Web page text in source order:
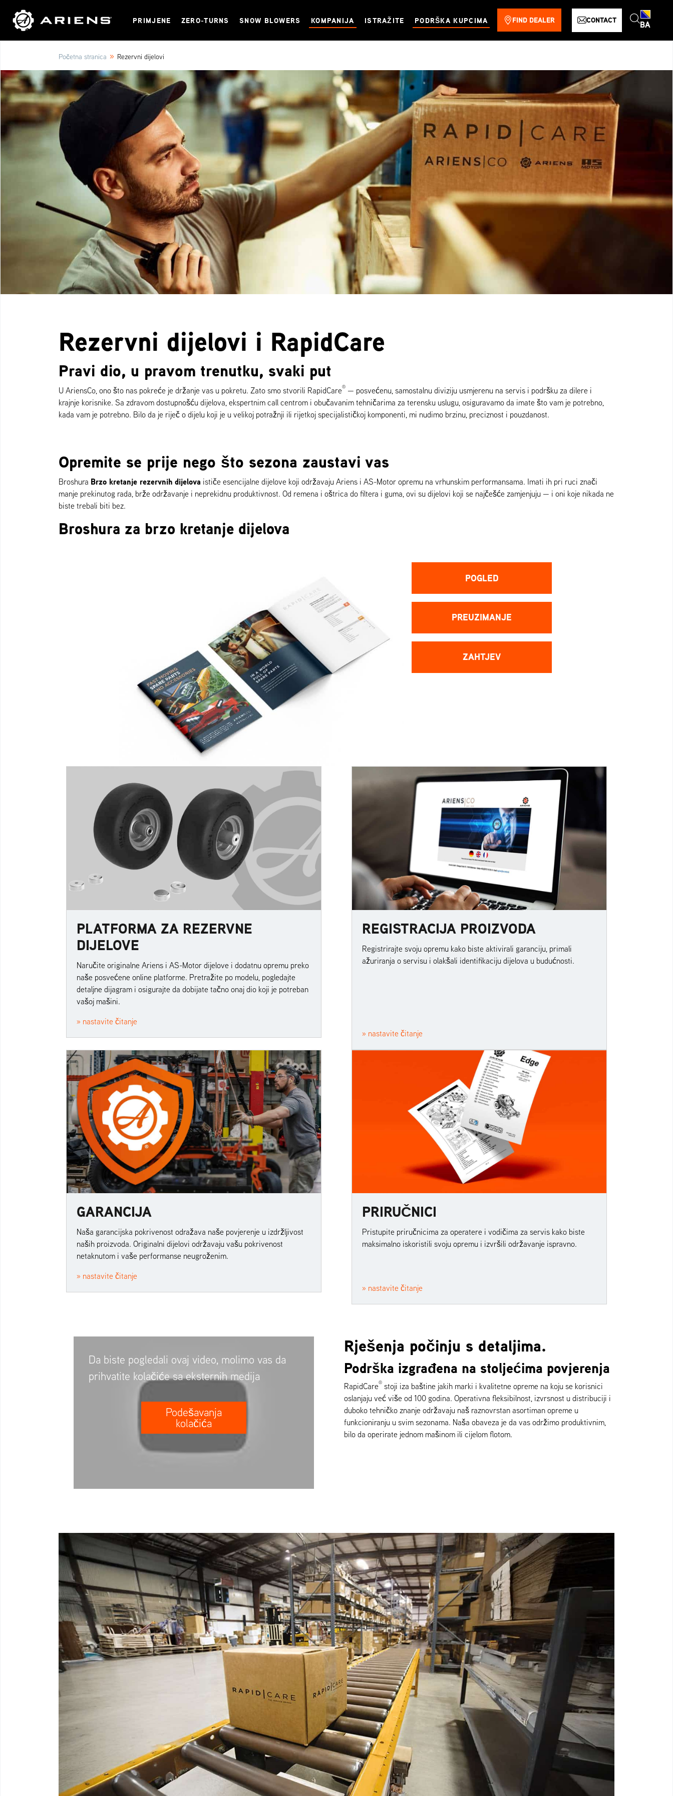
PRIMJENE ZERO-TURNS SNOW BLOWERS KOMPANIJA ISTRAŽITE PODRŠKA KUPCIMA FIND DEALER CONTACT BA
Početna stranica » Rezervni dijelovi
Rezervni dijelovi i RapidCare
Pravi dio, u pravom trenutku, svaki put
U AriensCo, ono što nas pokreće je držanje vas u pokretu. Zato smo stvorili RapidCare® — posvećenu, samostalnu diviziju usmjerenu na servis i podršku za dilere i
krajnje korisnike. Sa zdravom dostupnošću dijelova, ekspertnim call centrom i obučavanim tehničarima za terensku uslugu, osiguravamo da imate što vam je potrebno,
kada vam je potrebno. Bilo da je riječ o dijelu koji je u velikoj potražnji ili rijetkoj specijalističkoj komponenti, mi nudimo brzinu, preciznost i pouzdanost.
Opremite se prije nego što sezona zaustavi vas
Broshura Brzo kretanje rezervnih dijelova ističe esencijalne dijelove koji održavaju Ariens i AS-Motor opremu na vrhunskim performansama. Imati ih pri ruci znači
manje prekinutog rada, brže održavanje i neprekidnu produktivnost. Od remena i oštrica do filtera i guma, ovi su dijelovi koji se najčešće zamjenjuju — i oni koje nikada ne
biste trebali biti bez.
Broshura za brzo kretanje dijelova
POGLED
PREUZIMANJE
ZAHTJEV
PLATFORMA ZA REZERVNE
DIJELOVE
Naručite originalne Ariens i AS-Motor dijelove i dodatnu opremu preko
naše posvećene online platforme. Pretražite po modelu, pogledajte
detaljne dijagram i osigurajte da dobijate tačno onaj dio koji je potreban
vašoj mašini.
» nastavite čitanje
REGISTRACIJA PROIZVODA
Registrirajte svoju opremu kako biste aktivirali garanciju, primali
ažuriranja o servisu i olakšali identifikaciju dijelova u budućnosti.
» nastavite čitanje
GARANCIJA
Naša garancijska pokrivenost odražava naše povjerenje u izdržljivost
naših proizvoda. Originalni dijelovi održavaju vašu pokrivenost
netaknutom i vaše performanse neugroženim.
» nastavite čitanje
PRIRUČNICI
Pristupite priručnicima za operatere i vodičima za servis kako biste
maksimalno iskoristili svoju opremu i izvršili održavanje ispravno.
» nastavite čitanje
Da biste pogledali ovaj video, molimo vas da
prihvatite kolačiće sa eksternih medija
Podešavanja
kolačića
Rješenja počinju s detaljima.
Podrška izgrađena na stoljećima povjerenja
RapidCare® stoji iza baštine jakih marki i kvalitetne opreme na koju se korisnici
oslanjaju već više od 100 godina. Operativna fleksibilnost, izvrsnost u distribuciji i
duboko tehničko znanje održavaju naš raznovrstan asortiman opreme u
funkcioniranju u svim sezonama. Naša obaveza je da vas održimo produktivnim,
bilo da operirate jednom mašinom ili cijelom flotom.